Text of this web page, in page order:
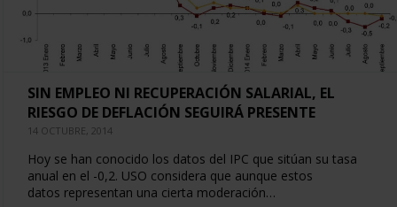
SIN EMPLEO NI RECUPERACIÓN SALARIAL, EL
RIESGO DE DEFLACIÓN SEGUIRÁ PRESENTE
14 OCTUBRE, 2014
Hoy se han conocido los datos del IPC que sitúan su tasa
anual en el -0,2. USO considera que aunque estos
datos representan una cierta moderación…